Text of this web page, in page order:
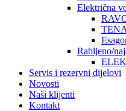
Električna
Rabljeno/
Servis i rezervni dijelovi
Novosti
Naši klijenti
Kontakt